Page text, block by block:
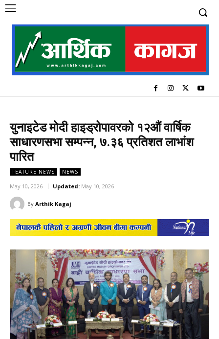
युनाइटेड मोदी हाइड्रोपावरको १२औं वार्षिक
साधारणसभा सम्पन्न, ७.३६ प्रतिशत लाभांश
पारित
FEATURE NEWS NEWS
May 10, 2026 Updated: May 10, 2026
By Arthik Kagaj